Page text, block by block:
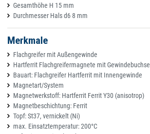
Gesamthöhe H 15 mm
Durchmesser Hals d6 8 mm
Merkmale
Flachgreifer mit Außengewinde
Hartferrit Flachgreifermagnete mit Gewindebuchse
Bauart: Flachgreifer Hartferrit mit Innengewinde
Magnetart/System
Magnetwerkstoff: Hartferrit Ferrit Y30 (anisotrop)
Magnetbeschichtung: Ferrit
Topf: St37, vernickelt (Ni)
max. Einsatztemperatur: 200°C